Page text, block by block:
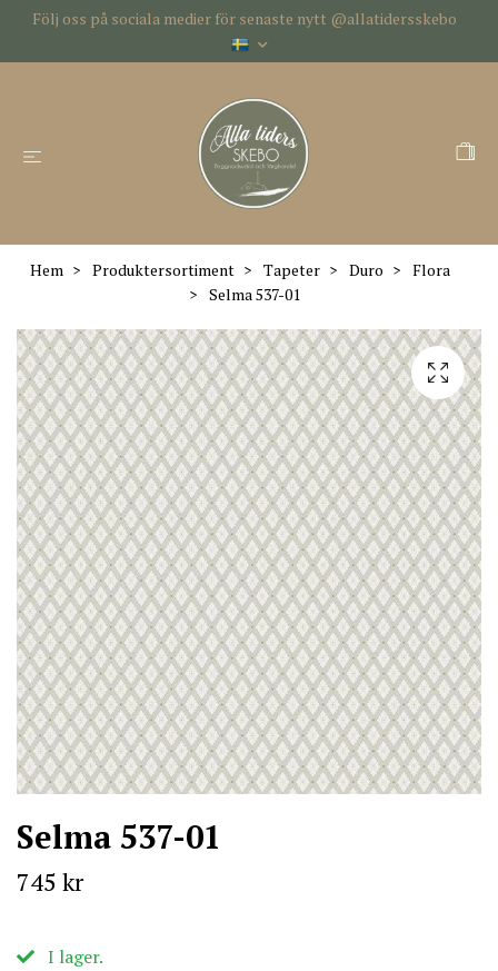
Följ oss på sociala medier för senaste nytt @allatidersskebo
Hem Produktersortiment Tapeter Duro
Flora
Selma 537-01
Selma 537-01
745 kr
I lager.